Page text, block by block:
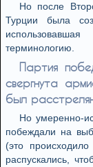
Но после
Турции была
терминологию.
Партия
свергнута
был
Но умеренно-
побеждали на
(это
распускались,